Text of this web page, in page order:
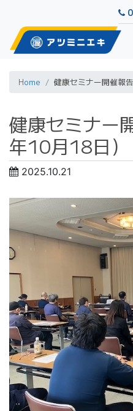
Home 健康セミナー開催報
健康セミナー
年10月18日）
2025.10.21